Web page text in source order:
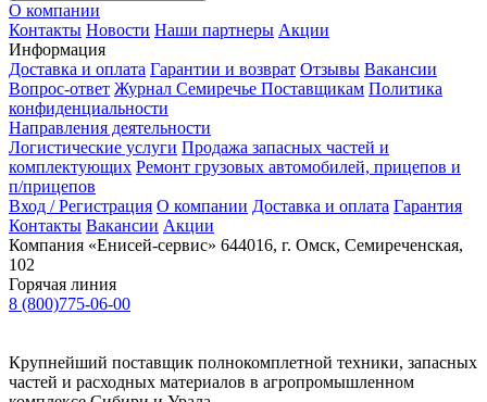
О компании
Контакты Новости Наши партнеры Акции
Информация
Доставка и оплата Гарантии и возврат Отзывы Вакансии
Вопрос-ответ Журнал Семиречье Поставщикам Политика
конфиденциальности
Направления деятельности
Логистические услуги Продажа запасных частей и
комплектующих Ремонт грузовых автомобилей, прицепов и
п/прицепов
Вход / Регистрация О компании Доставка и оплата Гарантия
Контакты Вакансии Акции
Компания «Енисей-сервис» 644016, г. Омск, Семиреченская,
102
Горячая линия
8 (800)775-06-00
Крупнейший поставщик полнокомплетной техники, запасных
частей и расходных материалов в агропромышленном